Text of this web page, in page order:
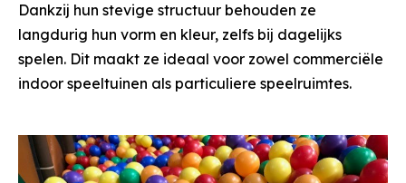
Dankzij hun stevige structuur behouden ze
langdurig hun vorm en kleur, zelfs bij dagelijks
spelen. Dit maakt ze ideaal voor zowel commerciële
indoor speeltuinen als particuliere speelruimtes.